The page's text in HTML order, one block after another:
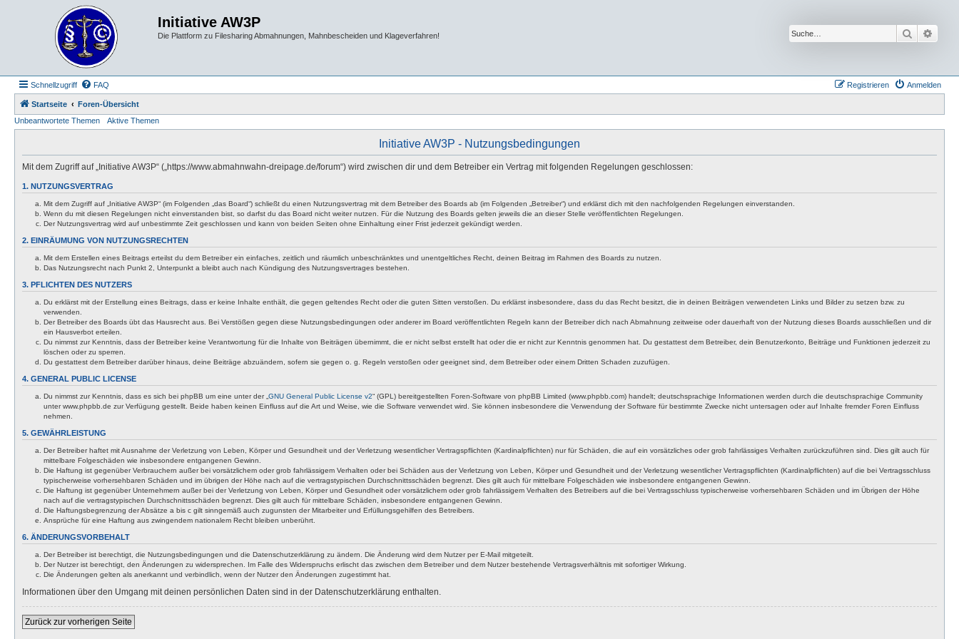
Initiative AW3P
Die Plattform zu Filesharing Abmahnungen, Mahnbescheiden und Klageverfahren! Suche
Schnellzugriff FAQ Anmelden
Registrieren
Startseite
Foren-Übersicht
Unbeantwortete Themen
Aktive Themen
Initiative AW3P - Nutzungsbedingungen
Mit dem Zugriff auf „Initiative AW3P“ („https://www.abmahnwahn-dreipage.de/forum“) wird zwischen dir und dem Betreiber ein Vertrag mit folgenden Regelungen geschlossen:
1. NUTZUNGSVERTRAG
Mit dem Zugriff auf „Initiative AW3P“ (im Folgenden „das Board“) schließt du einen Nutzungsvertrag mit dem Betreiber des Boards ab (im Folgenden „Betreiber“) und erklärst dich mit den nachfolgenden Regelungen einverstanden.
Wenn du mit diesen Regelungen nicht einverstanden bist, so darfst du das Board nicht weiter nutzen. Für die Nutzung des Boards gelten jeweils die an dieser Stelle veröffentlichten Regelungen.
Der Nutzungsvertrag wird auf unbestimmte Zeit geschlossen und kann von beiden Seiten ohne Einhaltung einer Frist jederzeit gekündigt werden.
2. EINRÄUMUNG VON NUTZUNGSRECHTEN
Mit dem Erstellen eines Beitrags erteilst du dem Betreiber ein einfaches, zeitlich und räumlich unbeschränktes und unentgeltliches Recht, deinen Beitrag im Rahmen des Boards zu nutzen.
Das Nutzungsrecht nach Punkt 2, Unterpunkt a bleibt auch nach Kündigung des Nutzungsvertrages bestehen.
3. PFLICHTEN DES NUTZERS
Du erklärst mit der Erstellung eines Beitrags, dass er keine Inhalte enthält, die gegen geltendes Recht oder die guten Sitten verstoßen. Du erklärst insbesondere, dass du das Recht besitzt, die in deinen Beiträgen verwendeten Links und Bilder zu setzen bzw. zu
verwenden.
Der Betreiber des Boards übt das Hausrecht aus. Bei Verstößen gegen diese Nutzungsbedingungen oder anderer im Board veröffentlichten Regeln kann der Betreiber dich nach Abmahnung zeitweise oder dauerhaft von der Nutzung dieses Boards ausschließen und dir
ein Hausverbot erteilen.
Du nimmst zur Kenntnis, dass der Betreiber keine Verantwortung für die Inhalte von Beiträgen übernimmt, die er nicht selbst erstellt hat oder die er nicht zur Kenntnis genommen hat. Du gestattest dem Betreiber, dein Benutzerkonto, Beiträge und Funktionen jederzeit zu
löschen oder zu sperren.
Du gestattest dem Betreiber darüber hinaus, deine Beiträge abzuändern, sofern sie gegen o. g. Regeln verstoßen oder geeignet sind, dem Betreiber oder einem Dritten Schaden zuzufügen.
4. GENERAL PUBLIC LICENSE
Du nimmst zur Kenntnis, dass es sich bei phpBB um eine unter der „ GNU General Public License v2“ (GPL) bereitgestellten Foren-Software von phpBB Limited (www.phpbb.com) handelt; deutschsprachige Informationen werden durch die deutschsprachige Community
unter www.phpbb.de zur Verfügung gestellt. Beide haben keinen Einfluss auf die Art und Weise, wie die Software verwendet wird. Sie können insbesondere die Verwendung der Software für bestimmte Zwecke nicht untersagen oder auf Inhalte fremder Foren Einfluss
nehmen.
5. GEWÄHRLEISTUNG
Der Betreiber haftet mit Ausnahme der Verletzung von Leben, Körper und Gesundheit und der Verletzung wesentlicher Vertragspflichten (Kardinalpflichten) nur für Schäden, die auf ein vorsätzliches oder grob fahrlässiges Verhalten zurückzuführen sind. Dies gilt auch für
mittelbare Folgeschäden wie insbesondere entgangenen Gewinn.
Die Haftung ist gegenüber Verbrauchern außer bei vorsätzlichem oder grob fahrlässigem Verhalten oder bei Schäden aus der Verletzung von Leben, Körper und Gesundheit und der Verletzung wesentlicher Vertragspflichten (Kardinalpflichten) auf die bei Vertragsschluss
typischerweise vorhersehbaren Schäden und im übrigen der Höhe nach auf die vertragstypischen Durchschnittsschäden begrenzt. Dies gilt auch für mittelbare Folgeschäden wie insbesondere entgangenen Gewinn.
Die Haftung ist gegenüber Unternehmern außer bei der Verletzung von Leben, Körper und Gesundheit oder vorsätzlichem oder grob fahrlässigem Verhalten des Betreibers auf die bei Vertragsschluss typischerweise vorhersehbaren Schäden und im Übrigen der Höhe
nach auf die vertragstypischen Durchschnittsschäden begrenzt. Dies gilt auch für mittelbare Schäden, insbesondere entgangenen Gewinn.
Die Haftungsbegrenzung der Absätze a bis c gilt sinngemäß auch zugunsten der Mitarbeiter und Erfüllungsgehilfen des Betreibers.
Ansprüche für eine Haftung aus zwingendem nationalem Recht bleiben unberührt.
6. ÄNDERUNGSVORBEHALT
Der Betreiber ist berechtigt, die Nutzungsbedingungen und die Datenschutzerklärung zu ändern. Die Änderung wird dem Nutzer per E-Mail mitgeteilt.
Der Nutzer ist berechtigt, den Änderungen zu widersprechen. Im Falle des Widerspruchs erlischt das zwischen dem Betreiber und dem Nutzer bestehende Vertragsverhältnis mit sofortiger Wirkung.
Die Änderungen gelten als anerkannt und verbindlich, wenn der Nutzer den Änderungen zugestimmt hat.
Informationen über den Umgang mit deinen persönlichen Daten sind in der Datenschutzerklärung enthalten.
Zurück zur vorherigen Seite